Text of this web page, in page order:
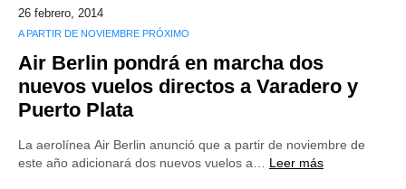
26 febrero, 2014
A PARTIR DE NOVIEMBRE PRÓXIMO
Air Berlin pondrá en marcha dos
nuevos vuelos directos a Varadero y
Puerto Plata
La aerolínea Air Berlin anunció que a partir de noviembre de
este año adicionará dos nuevos vuelos a… Leer más